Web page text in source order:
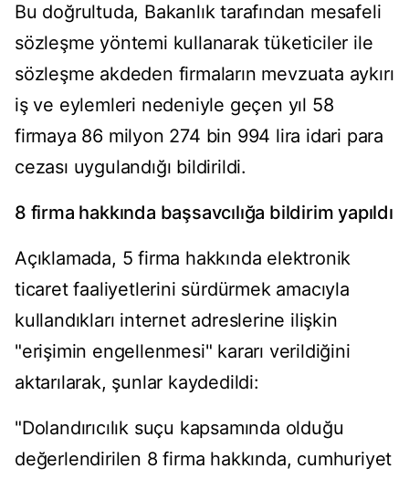
​​​​​​​Bu doğrultuda, Bakanlık tarafından mesafeli
sözleşme yöntemi kullanarak tüketiciler ile
sözleşme akdeden firmaların mevzuata aykırı
iş ve eylemleri nedeniyle geçen yıl 58
firmaya 86 milyon 274 bin 994 lira idari para
cezası uygulandığı bildirildi.
8 firma hakkında başsavcılığa bildirim yapıldı
Açıklamada, 5 firma hakkında elektronik
ticaret faaliyetlerini sürdürmek amacıyla
kullandıkları internet adreslerine ilişkin
"erişimin engellenmesi" kararı verildiğini
aktarılarak, şunlar kaydedildi:
"Dolandırıcılık suçu kapsamında olduğu
değerlendirilen 8 firma hakkında, cumhuriyet